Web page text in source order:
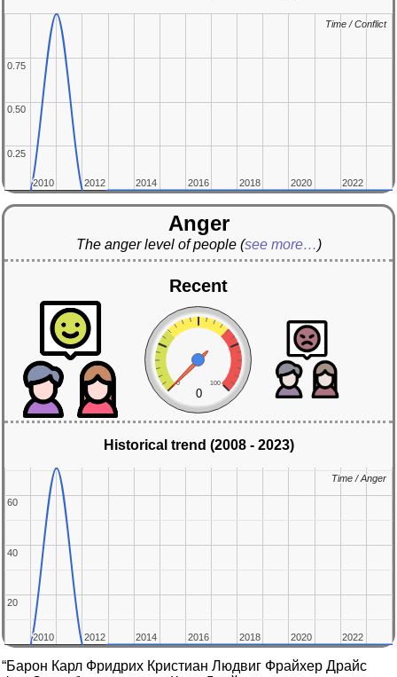
2010
2010 2012
2012 2014
2014 2016
2016 2018
2018 2020
2020 2022
2022
0.25
0.25
0.50
0.50
0.75
0.75
Time / Conflict
Time / Conflict
Anger
The anger level of people (see more…)
Recent
0 100
0
Historical trend (2008 - 2023)
2010
2010 2012
2012 2014
2014 2016
2016 2018
2018 2020
2020 2022
2022
20
20
40
40
60
60
Time / Anger
Time / Anger
“Барон Карл Фридрих Кристиан Людвиг Фрайхер Драйс